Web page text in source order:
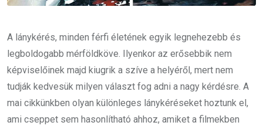
A lánykérés, minden férfi életének egyik legnehezebb és
legboldogabb mérföldköve. Ilyenkor az erősebbik nem
képviselőinek majd kiugrik a szíve a helyéről, mert nem
tudják kedvesük milyen választ fog adni a nagy kérdésre. A
mai cikkünkben olyan különleges lánykéréseket hoztunk el,
ami cseppet sem hasonlítható ahhoz, amiket a filmekben